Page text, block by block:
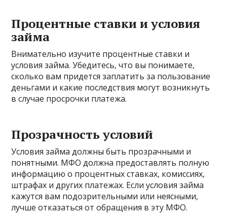
Процентные ставки и условия
займа
Внимательно изучите процентные ставки и
условия займа. Убедитесь, что вы понимаете,
сколько вам придется заплатить за пользование
деньгами и какие последствия могут возникнуть
в случае просрочки платежа.
Прозрачность условий
Условия займа должны быть прозрачными и
понятными. МФО должна предоставлять полную
информацию о процентных ставках, комиссиях,
штрафах и других платежах. Если условия займа
кажутся вам подозрительными или неясными,
лучше отказаться от обращения в эту МФО.